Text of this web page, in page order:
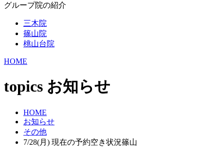
グループ院の紹介
三木院
篠山院
桃山台院
HOME
topics お知らせ
HOME
お知らせ
その他
7/28(月) 現在の予約空き状況篠山